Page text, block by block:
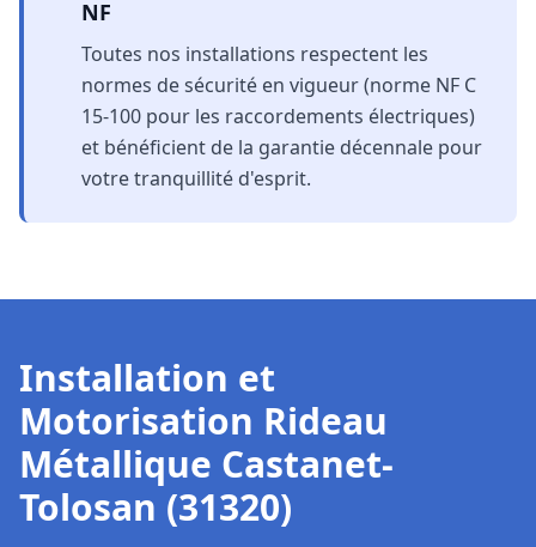
NF
Toutes nos installations respectent les
normes de sécurité en vigueur (norme NF C
15-100 pour les raccordements électriques)
et bénéficient de la garantie décennale pour
votre tranquillité d'esprit.
Installation et
Motorisation Rideau
Métallique Castanet-
Tolosan (31320)